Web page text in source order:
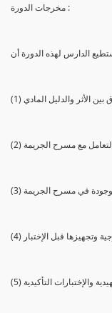
مخرجات الدورة :
بين الأثر والدليل المادي
مع مسرح الجريمة
في مسرح الجريمة
وتجهيزها قبل الإختبار
والإختبارات التأكيدية